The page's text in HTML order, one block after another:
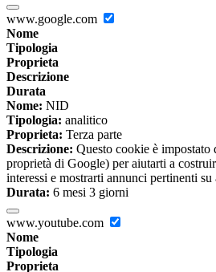
www.google.com
Nome
Tipologia
Proprieta
Descrizione
Durata
Nome: NID
Tipologia: analitico
Proprieta: Terza parte
Descrizione: Questo cookie è
proprietà di Google) per aiutarti a
interessi e mostrarti annunci pertinenti su
Durata: 6 mesi 3 giorni
www.youtube.com
Nome
Tipologia
Proprieta